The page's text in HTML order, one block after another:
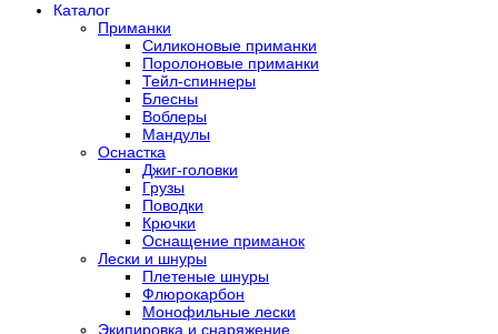
Каталог
Приманки
Силиконовые приманки
Поролоновые приманки
Тейл-спиннеры
Блесны
Воблеры
Мандулы
Оснастка
Джиг-головки
Грузы
Поводки
Крючки
Оснащение приманок
Лески и шнуры
Плетеные шнуры
Флюрокарбон
Монофильные лески
Экипировка и снаряжение